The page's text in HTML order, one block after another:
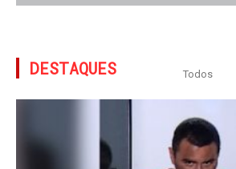
DESTAQUES Todos